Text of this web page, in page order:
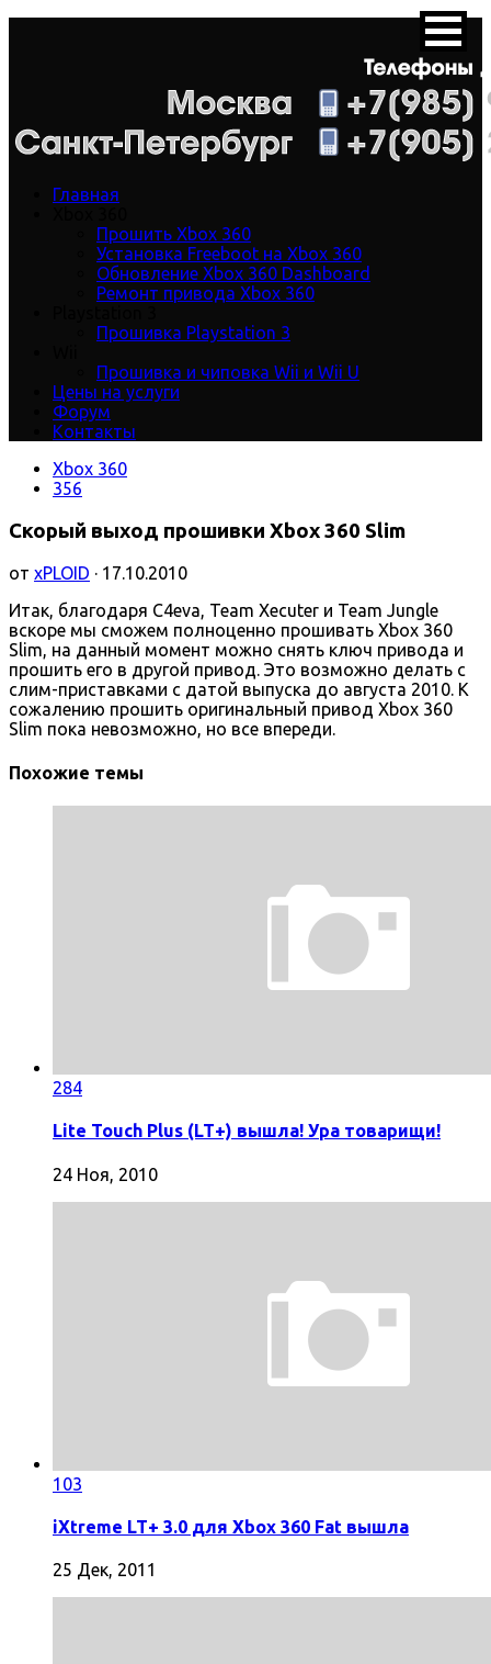
Главная
Прошить Xbox 360
Установка Freeboot на Xbox 360
Обновление Xbox 360 Dashboard
Ремонт привода Xbox 360
Прошивка Playstation 3
Прошивка и чиповка Wii и Wii U
Цены на услуги
Форум
Контакты
Xbox 360
356
Скорый выход прошивки Xbox 360 Slim
от xPLOID · 17.10.2010
Итак, благодаря C4eva, Team Xecuter и Team Jungle
вскоре мы сможем полноценно прошивать Xbox 360
Slim, на данный момент можно снять ключ привода и
прошить его в другой привод. Это возможно делать с
слим-приставками с датой выпуска до августа 2010. К
сожалению прошить оригинальный привод Xbox 360
Slim пока невозможно, но все впереди.
Похожие темы
284
Lite Touch Plus (LT+) вышла! Ура товарищи!
24 Ноя, 2010
103
iXtreme LT+ 3.0 для Xbox 360 Fat вышла
25 Дек, 2011